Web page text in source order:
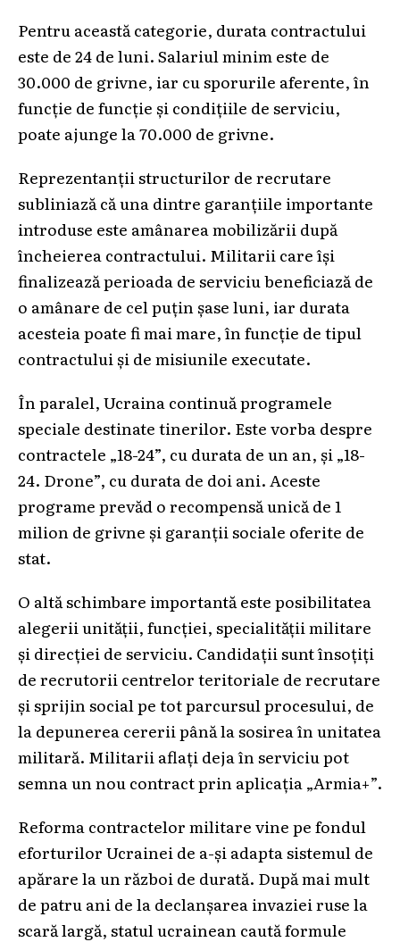
Pentru această categorie, durata contractului
este de 24 de luni. Salariul minim este de
30.000 de grivne, iar cu sporurile aferente, în
funcție de funcție și condițiile de serviciu,
poate ajunge la 70.000 de grivne.
Reprezentanții structurilor de recrutare
subliniază că una dintre garanțiile importante
introduse este amânarea mobilizării după
încheierea contractului. Militarii care își
finalizează perioada de serviciu beneficiază de
o amânare de cel puțin șase luni, iar durata
acesteia poate fi mai mare, în funcție de tipul
contractului și de misiunile executate.
În paralel, Ucraina continuă programele
speciale destinate tinerilor. Este vorba despre
contractele „18-24”, cu durata de un an, și „18-
24. Drone”, cu durata de doi ani. Aceste
programe prevăd o recompensă unică de 1
milion de grivne și garanții sociale oferite de
stat.
O altă schimbare importantă este posibilitatea
alegerii unității, funcției, specialității militare
și direcției de serviciu. Candidații sunt însoțiți
de recrutorii centrelor teritoriale de recrutare
și sprijin social pe tot parcursul procesului, de
la depunerea cererii până la sosirea în unitatea
militară. Militarii aflați deja în serviciu pot
semna un nou contract prin aplicația „Armia+”.
Reforma contractelor militare vine pe fondul
eforturilor Ucrainei de a-și adapta sistemul de
apărare la un război de durată. După mai mult
de patru ani de la declanșarea invaziei ruse la
scară largă, statul ucrainean caută formule